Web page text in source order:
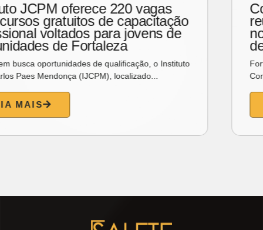
Unifor promove encontro com
designers mexicanos sobre
inovação, cultura e impacto social
A Universidade de Fortaleza (Unifor) promove um encontro
acadêmico com os designers mexicanos Joanna...
LEIA MAIS